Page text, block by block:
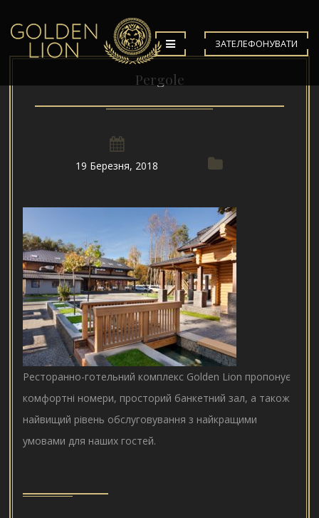
ЗАТЕЛЕФОНУВАТИ
Pergole
19 Березня, 2018
Ресторанно-готельний комплекс Golden Lion пропонує
комфортні номери, просторий банкетний зал, а також
найвищий рівень обслуговування з найкращими
умовами для наших гостей.